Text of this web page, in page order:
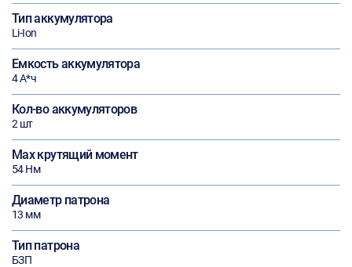
Тип аккумулятора
Li-Ion
Емкость аккумулятора
4 А*ч
Кол-во аккумуляторов
2 шт
Max крутящий момент
54 Нм
Диаметр патрона
13 мм
Тип патрона
БЗП